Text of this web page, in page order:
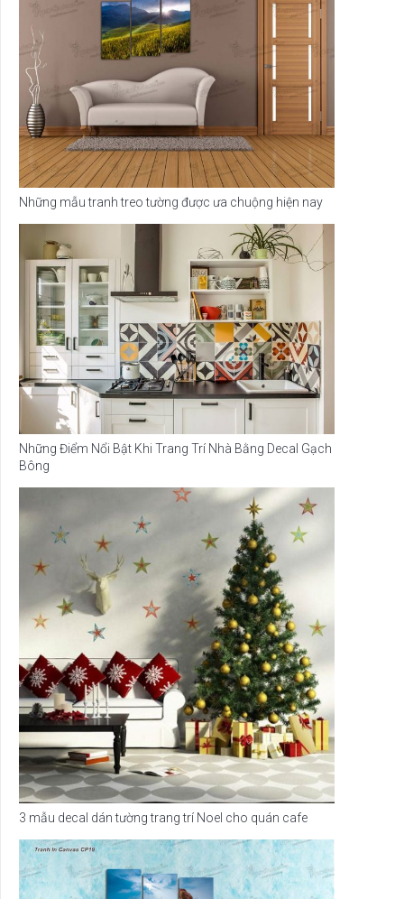
Những mẫu tranh treo tường được ưa chuộng hiện nay
Những Điểm Nổi Bật Khi Trang Trí Nhà Bằng Decal Gạch
Bông
3 mẫu decal dán tường trang trí Noel cho quán cafe